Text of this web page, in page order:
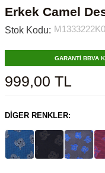
Erkek Camel
Stok Kodu:
GARANTİ BBVA
999,00 TL
DIGER RENKLER: